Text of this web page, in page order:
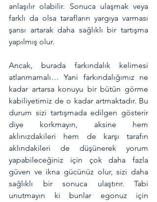
anlaşılır olabilir. Sonuca ulaşmak veya
farklı da olsa tarafların yargıya varması
şansı artarak daha sağlıklı bir tartışma
yapılmış olur.
Ancak, burada farkındalık kelimesi
atlanmamalı… Yani farkındalığımız ne
kadar artarsa konuyu bir bütün görme
kabiliyetimiz de o kadar artmaktadır. Bu
durum sizi tartışmada edilgen gösterir
diye korkmayın, aksine hem
aklınızdakileri hem de karşı tarafın
aklındakileri de düşünerek yorum
yapabileceğiniz için çok daha fazla
güven ve ikna gücünüz olur, sizi daha
sağlıklı bir sonuca ulaştırır. Tabi
unutmayın ki bunlar egonuz için